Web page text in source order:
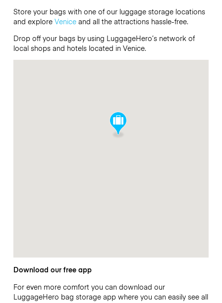
Store your bags with one of our luggage storage locations
and explore Veniceand all the attractions hassle-free.
Drop off your bags by using LuggageHero’s network of
local shops and hotels located in Venice.
Download our free app
For even more comfort you can download our
LuggageHero bag storage app where you can easily see all